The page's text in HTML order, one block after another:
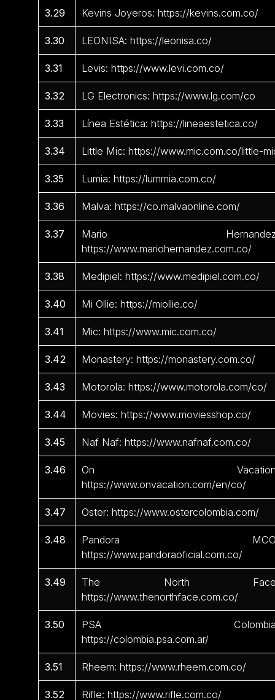
3.29 Kevins Joyeros: https://kevins.com.co/
3.30 LEONISA: https://leonisa.co/
3.31 Levis: https://www.levi.com.co/
3.32 LG Electronics: https://www.lg.com/co
3.33 Línea Estética: https://lineaestetica.co/
3.34 Little Mic: https://www.mic.com.co/little-
3.35 Lumia: https://lummia.com.co/
3.36 Malva: https://co.malvaonline.com/
3.37
Mario
https://www.mariohernandez.com.co/
3.38 Medipiel: https://www.medipiel.com.co/
3.40 Mi Ollie: https://miollie.co/
3.41 Mic: https://www.mic.com.co/
3.42 Monastery: https://monastery.com.co/
3.43 Motorola: https://www.motorola.com/co/
3.44 Movies: https://www.moviesshop.co/
3.45 Naf Naf: https://www.nafnaf.com.co/
3.46
On
https://www.onvacation.com/en/co/
3.47 Oster: https://www.ostercolombia.com/
3.48
Pandora
https://www.pandoraoficial.com.co/
3.49
The North
https://www.thenorthface.com.co/
3.50
PSA
https://colombia.psa.com.ar/
3.51 Rheem: https://www.rheem.com.co/
3.52 Rifle: https://www.rifle.com.co/